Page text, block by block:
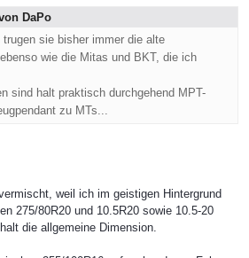
DaPo
trugen sie bisher immer die alte
wie die Mitas und BKT, die ich
sind halt praktisch durchgehend MPT-
zu MTs...
weil ich im geistigen Hintergrund
275/80R20 und 10.5R20 sowie 10.5-20
die allgemeine Dimension.